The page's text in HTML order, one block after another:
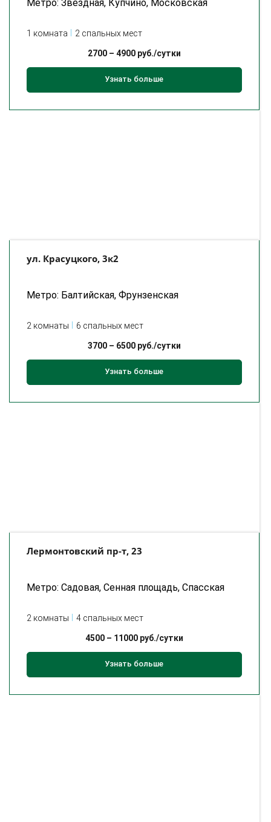
Метро: Звёздная, Купчино, Московская
1 комната 2 спальных мест
2700– 4900руб./сутки
Узнать больше
ул. Красуцкого, 3к2
Метро: Балтийская, Фрунзенская
2 комнаты 6 спальных мест
3700– 6500руб./сутки
Узнать больше
Лермонтовский пр-т, 23
Метро: Садовая, Сенная площадь, Спасская
2 комнаты 4 спальных мест
4500– 11000руб./сутки
Узнать больше